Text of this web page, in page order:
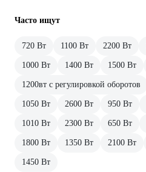
Часто ищут
720 Вт 1100 Вт 2200 Вт
1000 Вт 1400 Вт 1500 Вт
1200вт с регулировкой оборотов
1050 Вт 2600 Вт 950 Вт
1010 Вт 2300 Вт 650 Вт
1800 Вт 1350 Вт 2100 Вт
1450 Вт